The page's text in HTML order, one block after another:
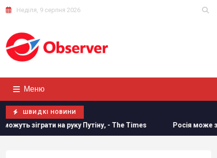
Неділя, 9 серпня 2026
Меню
ШВИДКІ НОВИНИ
- The Times Росія може застосувати ядерну